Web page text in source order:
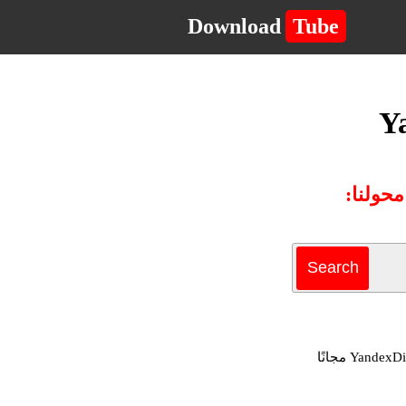
Download Tube